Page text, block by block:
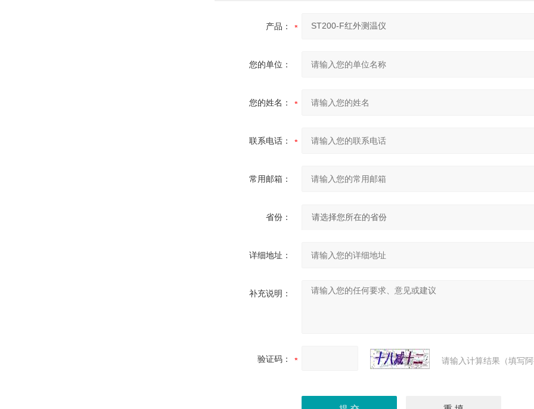
产品：
您的单位：
您的姓名：
联系电话：
常用邮箱：
省份：
详细地址：
补充说明：
验证码： 请输入计算结果（填写